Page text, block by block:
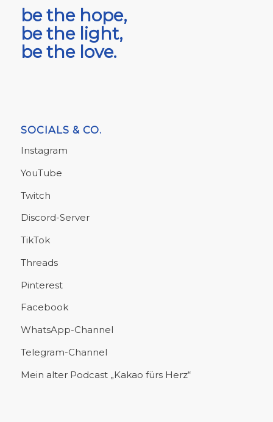
be the hope,
be the light,
be the love.
SOCIALS & CO.
Instagram
YouTube
Twitch
Discord-Server
TikTok
Threads
Pinterest
Facebook
WhatsApp-Channel
Telegram-Channel
Mein alter Podcast „Kakao fürs Herz“